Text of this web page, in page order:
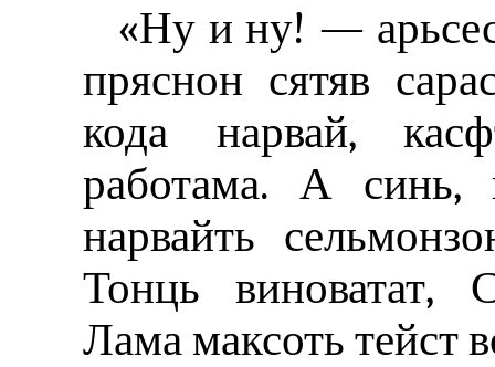
«Ну и ну! —
пряснон сятяв
кода нарвай,
работама. А синь,
нарвайть
Тонць виноватат‚
Лама максоть тейст